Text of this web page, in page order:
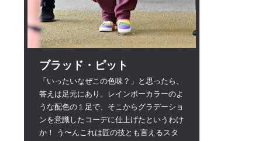
ブラッド・ピット
「いったいなぜこの色味？」と思ったら、
答えは足元にあり。レインボーカラーのよ
うな配色の１足で、そこからグラデーショ
ンを意識したコーデに仕上げたというわけ
か！ う〜んこれは匠の技とも言えるスタ